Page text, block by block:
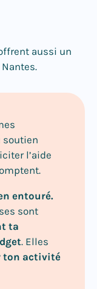
aussi un
.
soutien
l’aide
entouré.
sont
ta
. Elles
ton activité